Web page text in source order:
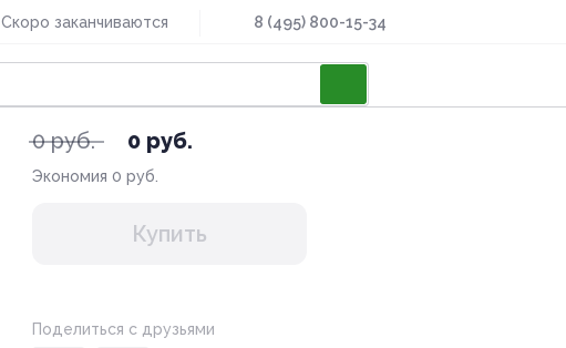
Скоро заканчиваются 8 (495) 800-15-34
0 руб. 0 руб.
Экономия 0 руб.
Купить
Поделиться с друзьями